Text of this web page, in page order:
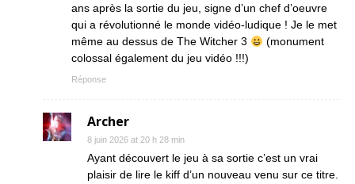
ans après la sortie du jeu, signe d’un chef d’oeuvre
qui a révolutionné le monde vidéo-ludique ! Je le met
même au dessus de The Witcher 3
(monument
colossal également du jeu vidéo !!!)
Réponse
Archer
8 juin 2026 at 20 h 28 min
Ayant découvert le jeu à sa sortie c’est un vrai
plaisir de lire le kiff d’un nouveau venu sur ce titre.